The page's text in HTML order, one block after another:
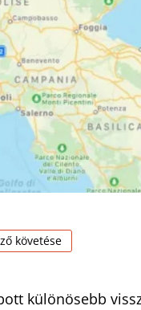
követése
különösebb